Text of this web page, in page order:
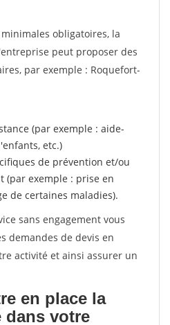
obligatoires, la
peut proposer des
par exemple : Roquefort-
(par exemple : aide-
etc.)
de prévention et/ou
(par exemple : prise en
de certaines maladies).
sans engagement vous
demandes de devis en
activité et ainsi assurer un
en place la
dans votre